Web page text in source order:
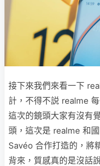
接下來我們來看一下
計，不得不説 realme
這次的鏡頭大家有沒有
頭，這次是 realme 和
Savéo 合作打造的，將
背來，質感真的是沒話